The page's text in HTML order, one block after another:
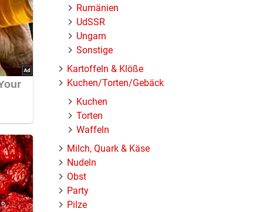
Rumänien
UdSSR
Ungarn
Sonstige
Kartoffeln & Klöße
Kuchen/Torten/Gebäck
Kuchen
Torten
Waffeln
Milch, Quark & Käse
Nudeln
Obst
Party
Pilze